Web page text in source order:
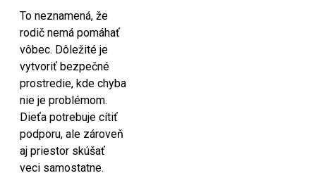
To neznamená, že
rodič nemá pomáhať
vôbec. Dôležité je
vytvoriť bezpečné
prostredie, kde chyba
nie je problémom.
Dieťa potrebuje cítiť
podporu, ale zároveň
aj priestor skúšať
veci samostatne.